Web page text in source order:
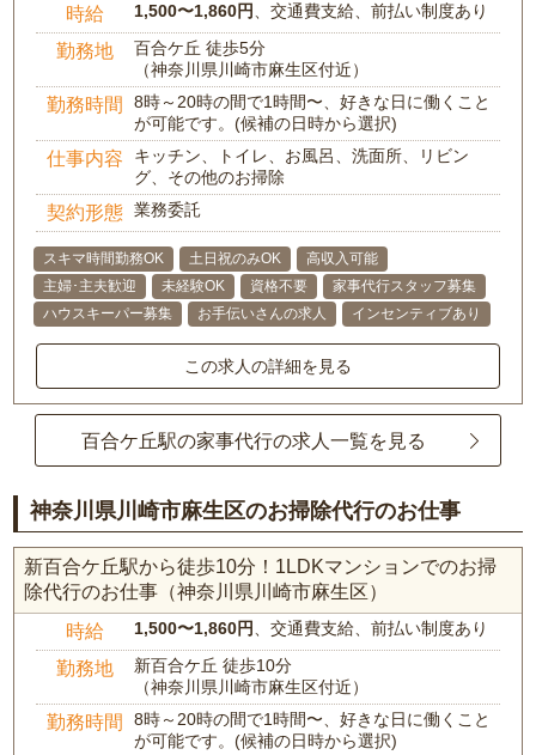
時給 1,500〜1,860円、交通費支給、前払い制度あり
勤務地
百合ケ丘 徒歩5分
（神奈川県川崎市麻生区付近）
勤務時間
8時～20時の間で1時間〜、好きな日に働くこと
が可能です。(候補の日時から選択)
仕事内容
キッチン、トイレ、お風呂、洗面所、リビン
グ、その他のお掃除
契約形態 業務委託
スキマ時間勤務OK 土日祝のみOK
高収入可能
主婦･主夫歓迎
未経験OK 資格不要
家事代行スタッフ募集
ハウスキーパー募集
お手伝いさんの求人 インセンティブあり
この求人の詳細を見る
百合ケ丘駅の家事代行の求人一覧を見る
神奈川県川崎市麻生区のお掃除代行のお仕事
新百合ケ丘駅から徒歩10分！1LDKマンションでのお掃
除代行のお仕事（神奈川県川崎市麻生区）
時給 1,500〜1,860円 、交通費支給、前払い制度あり
勤務地
新百合ケ丘 徒歩10分
（神奈川県川崎市麻生区付近）
勤務時間
8時～20時の間で1時間〜、好きな日に働くこと
が可能です。(候補の日時から選択)